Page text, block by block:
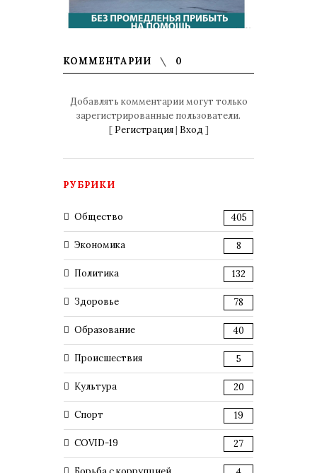
КОММЕНТАРИИ 0
Добавлять комментарии могут только
зарегистрированные пользователи.
[ Регистрация| Вход ]
РУБРИКИ
Общество 405
Экономика 8
Политика 132
Здоровье 78
Образование 40
Происшествия 5
Культура 20
Спорт 19
COVID-19 27